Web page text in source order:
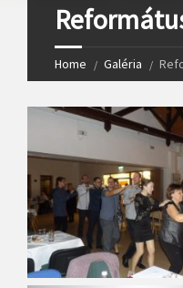
Home Galéria